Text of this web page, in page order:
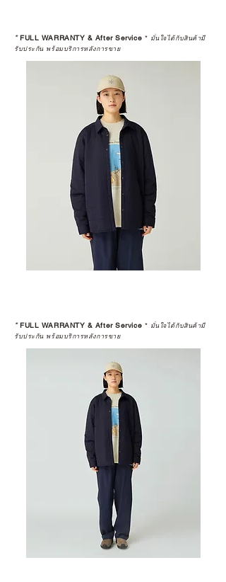
*FULL WARRANTY & After Service * มั่นใจได้กับสินค้ามี
รับประกัน พร้อมบริการหลังการขาย
*FULL WARRANTY & After Service * มั่นใจได้กับสินค้ามี
รับประกัน พร้อมบริการหลังการขาย